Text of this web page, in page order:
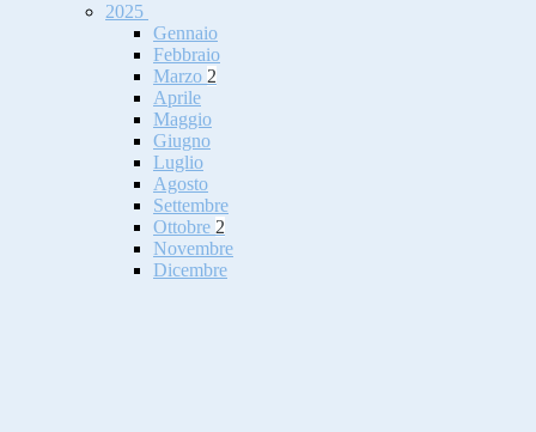
2025
Gennaio
Febbraio
Marzo 2
Aprile
Maggio
Giugno
Luglio
Agosto
Settembre
Ottobre 2
Novembre
Dicembre